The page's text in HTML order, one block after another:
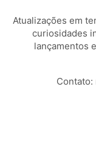
Atualizações em
curiosidades
lançamentos
Contato: